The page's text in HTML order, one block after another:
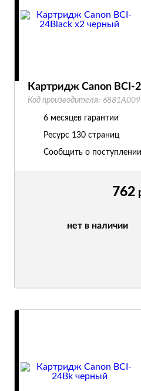
762
нет в наличии
Картридж Canon BCI-
Код производителя: 6881A009
6 месяцев гарантии
Ресурс 130 страниц
Сообщить о